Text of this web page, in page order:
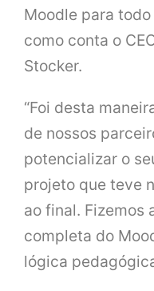
Moodle para
como conta o
Stocker.
“Foi desta
de nossos
potencializar o
projeto que teve
ao final. Fizemos
completa do
lógica